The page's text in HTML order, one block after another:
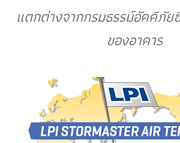
แตกต่างจากกรมธรรม์อัคคีภัย
ของอาคาร